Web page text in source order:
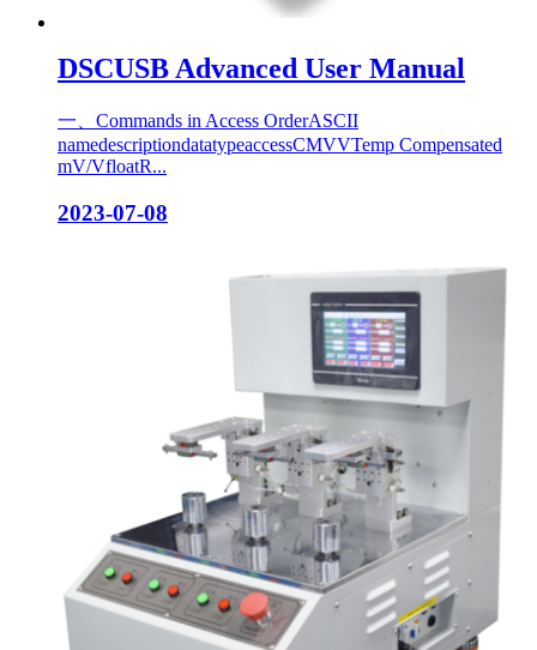
DSCUSB Advanced User Manual
一、Commands in Access OrderASCII
namedescriptiondatatypeaccessCMVVTemp Compensated
mV/VfloatR...
2023-07-08